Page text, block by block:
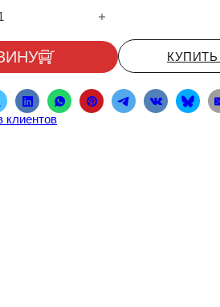
шатунный YC4108 D30-
клиентов